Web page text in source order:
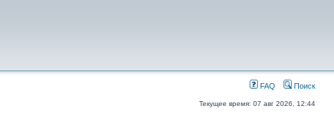
FAQ Поиск
Текущее время: 07 авг 2026, 12:44